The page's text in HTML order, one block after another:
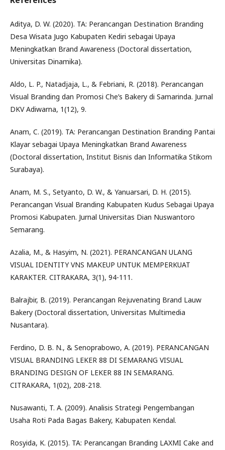
Aditya, D. W. (2020). TA: Perancangan Destination Branding
Desa Wisata Jugo Kabupaten Kediri sebagai Upaya
Meningkatkan Brand Awareness (Doctoral dissertation,
Universitas Dinamika).
Aldo, L. P., Natadjaja, L., & Febriani, R. (2018). Perancangan
Visual Branding dan Promosi Che’s Bakery di Samarinda. Jurnal
DKV Adiwarna, 1(12), 9.
Anam, C. (2019). TA: Perancangan Destination Branding Pantai
Klayar sebagai Upaya Meningkatkan Brand Awareness
(Doctoral dissertation, Institut Bisnis dan Informatika Stikom
Surabaya).
Anam, M. S., Setyanto, D. W., & Yanuarsari, D. H. (2015).
Perancangan Visual Branding Kabupaten Kudus Sebagai Upaya
Promosi Kabupaten. Jurnal Universitas Dian Nuswantoro
Semarang.
Azalia, M., & Hasyim, N. (2021). PERANCANGAN ULANG
VISUAL IDENTITY VNS MAKEUP UNTUK MEMPERKUAT
KARAKTER. CITRAKARA, 3(1), 94-111.
Balrajbir, B. (2019). Perancangan Rejuvenating Brand Lauw
Bakery (Doctoral dissertation, Universitas Multimedia
Nusantara).
Ferdino, D. B. N., & Senoprabowo, A. (2019). PERANCANGAN
VISUAL BRANDING LEKER 88 DI SEMARANG VISUAL
BRANDING DESIGN OF LEKER 88 IN SEMARANG.
CITRAKARA, 1(02), 208-218.
Nusawanti, T. A. (2009). Analisis Strategi Pengembangan
Usaha Roti Pada Bagas Bakery, Kabupaten Kendal.
Rosyida, K. (2015). TA: Perancangan Branding LAXMI Cake and